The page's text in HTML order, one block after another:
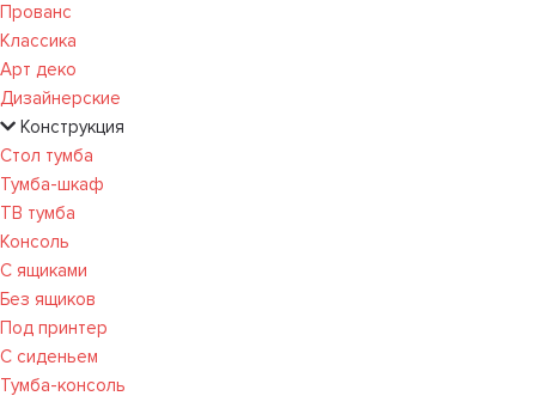
Прованс
Классика
Арт деко
Дизайнерские
Конструкция
Стол тумба
Тумба-шкаф
ТВ тумба
Консоль
С ящиками
Без ящиков
Под принтер
С сиденьем
Тумба-консоль